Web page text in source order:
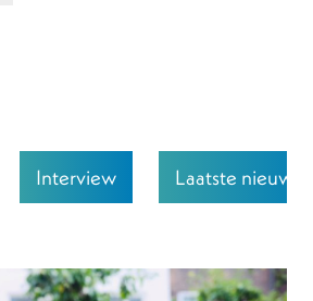
Interview Laatste nieuws